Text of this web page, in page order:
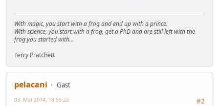
With magic, you start with a frog and end up with a prince.
With science, you start with a frog, get a PhD and are still left with the
frog you started with...
Terry Pratchett
pelacani
Gast
#2
03. Mai 2014, 18:55:22